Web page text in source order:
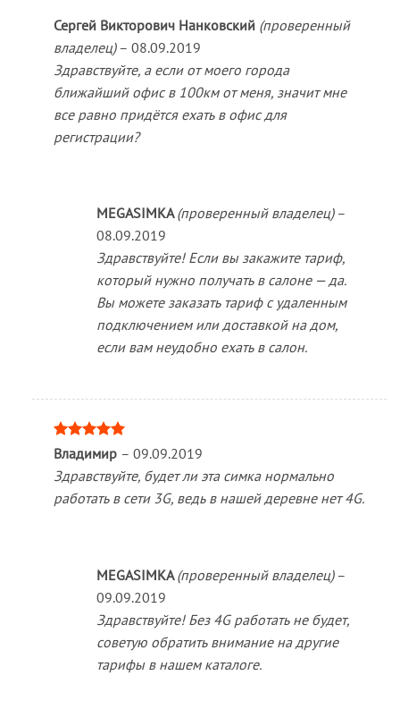
Сергей Викторович Нанковский (проверенный
владелец) – 08.09.2019
Здравствуйте, а если от моего города
ближайший офис в 100км от меня, значит мне
все равно придётся ехать в офис для
регистрации?
MEGASIMKA(проверенный владелец) –
08.09.2019
Здравствуйте! Если вы закажите тариф,
который нужно получать в салоне — да.
Вы можете заказать тариф с удаленным
подключением или доставкой на дом,
если вам неудобно ехать в салон.
Оценка5
из 5
Владимир – 09.09.2019
Здравствуйте, будет ли эта симка нормально
работать в сети 3G, ведь в нашей деревне нет 4G.
MEGASIMKA(проверенный владелец) –
09.09.2019
Здравствуйте! Без 4G работать не будет,
советую обратить внимание на другие
тарифы в нашем каталоге.